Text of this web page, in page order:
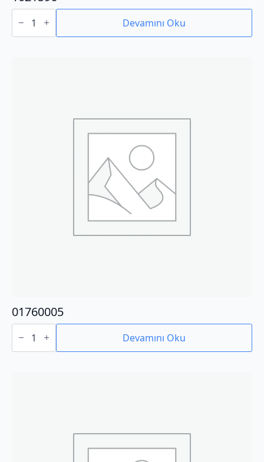
1021596
adet Devamını Oku
01760005
01760005
adet Devamını Oku